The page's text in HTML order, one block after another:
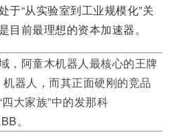
于“从实验室到工业规模化”关
目前最理想的资本加速器。
，阿童木机器人最核心的王牌
器人，而其正面硬刚的竞品
大家族”中的发那科
。